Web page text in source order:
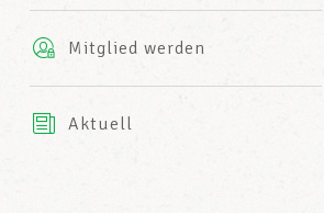
Mitglied werden
Aktuell